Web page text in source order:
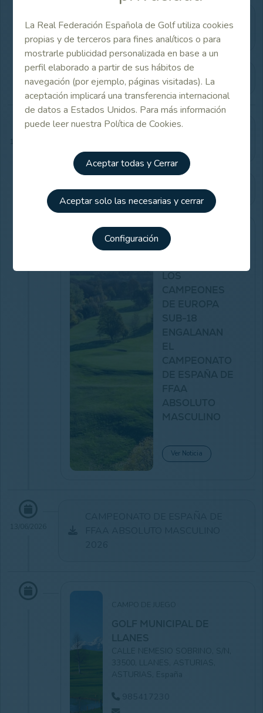
La Real Federación Española de Golf utiliza cookies
propias y de terceros para fines analíticos o para
mostrarle publicidad personalizada en base a un
perfil elaborado a partir de sus hábitos de
navegación (por ejemplo, páginas visitadas). La
aceptación implicará una transferencia internacional
de datos a Estados Unidos. Para más información
puede leer nuestra Política de Cookies.
Aceptar todas y Cerrar
Aceptar solo las necesarias y cerrar
Configuración
Resultados y horarios de salida
oficiales (pdfs)
Listado de participantes
Listado de equipos y jugadores
Información del torneo
NOTICIA
SUB-18
ENGALANAN
EL
CAMPEONATO
DE ESPAÑA DE
FFAA
ABSOLUTO
MASCULINO
Ver Noticia
13/06/2026
CAMPO DE JUEGO
GOLF MUNICIPAL DE
LLANES
CALLE NEMESIO SOBRINO, S/N,
33500, LLANES, ASTURIAS,
ASTURIAS, España